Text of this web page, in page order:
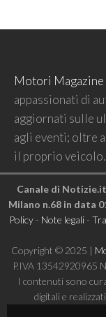
Motori Magazine
appassionati di
aggiornati sulle
agli eventi; oltre
il proprio veicolo.
Canale di
Milano n.68 in data
Policy- Note legali-
Copyright © 2025 |
P.IVA 13542920965
I contenuti sono
digitali e